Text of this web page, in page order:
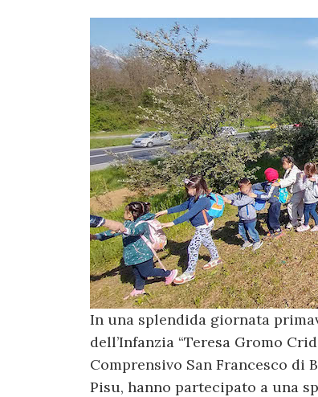
In una splendida giornata
dell’Infanzia “Teresa Gromo
Comprensivo San Francesco
Pisu, hanno partecipato a una